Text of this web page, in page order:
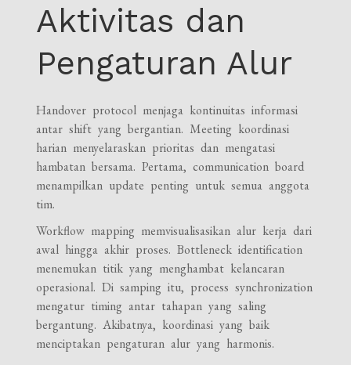
Aktivitas dan
Pengaturan Alur
Handover protocol menjaga kontinuitas informasi
antar shift yang bergantian. Meeting koordinasi
harian menyelaraskan prioritas dan mengatasi
hambatan bersama. Pertama, communication board
menampilkan update penting untuk semua anggota
tim.
Workflow mapping memvisualisasikan alur kerja dari
awal hingga akhir proses. Bottleneck identification
menemukan titik yang menghambat kelancaran
operasional. Di samping itu, process synchronization
mengatur timing antar tahapan yang saling
bergantung. Akibatnya, koordinasi yang baik
menciptakan pengaturan alur yang harmonis.